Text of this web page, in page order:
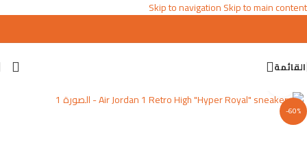
Skip to navigationSkip to main content
القائمة
-60%